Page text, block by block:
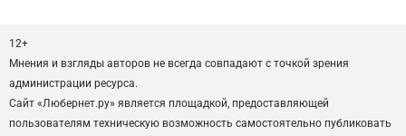
12+
Мнения и взгляды авторов не всегда совпадают с точкой зрения
администрации ресурса.
Сайт «Любернет.ру» является площадкой, предоставляющей
пользователям техническую возможность самостоятельно публиковать